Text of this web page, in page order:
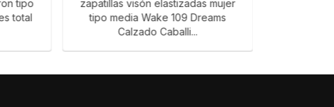
tipo
total
zapatillas visón elastizadas mujer
tipo media Wake 109 Dreams
Calzado Caballi...